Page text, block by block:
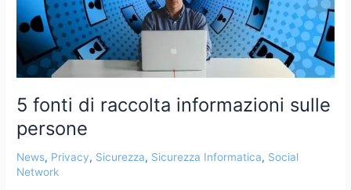
5 fonti di raccolta informazioni sulle
persone
News, Privacy, Sicurezza, Sicurezza Informatica, Social
Network